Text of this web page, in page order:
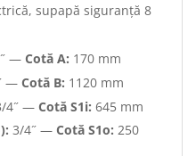
supapă siguranță 8
— Cotă A: 170 mm
— Cotă B: 1120 mm
4˝ — Cotă S1i: 645 mm
3/4˝ — Cotă S1o: 250